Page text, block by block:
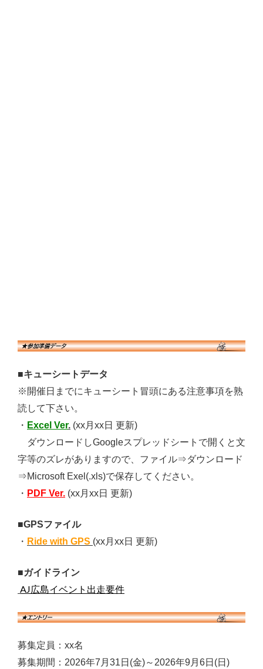
■キューシートデータ
※開催日までにキューシート冒頭にある注意事項を熟
読して下さい。
・ Excel Ver. (xx月xx日 更新)
ダウンロードしGoogleスプレッドシートで開くと文
字等のズレがありますので、ファイル⇒ダウンロード
⇒Microsoft Exel(.xls)で保存してください。
・ PDF Ver. (xx月xx日 更新)
■GPSファイル
・ Ride with GPS (xx月xx日 更新)
■ガイドライン
AJ広島イベント出走要件
募集定員：xx名
募集期間：2026年7月31日(金)～2026年9月6日(日)